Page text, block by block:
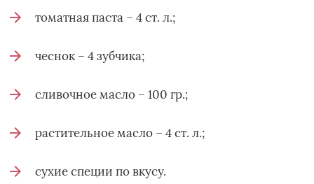
томатная паста – 4 ст. л.;
чеснок – 4 зубчика;
сливочное масло – 100 гр.;
растительное масло – 4 ст. л.;
сухие специи по вкусу.